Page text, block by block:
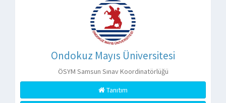
Ondokuz Mayıs Üniversitesi
ÖSYM Samsun Sınav Koordinatörlüğü
Tanıtım